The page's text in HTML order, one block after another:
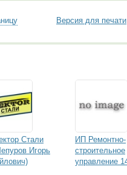
Версия для печати
Стали
Игорь
ИП Ремонтно-
строительное
управление